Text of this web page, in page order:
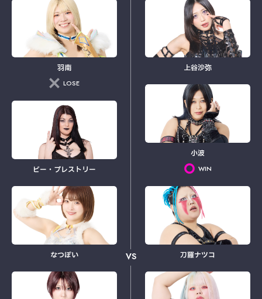
羽南
LOSE
ビー・プレストリー
なつぽい VS
上谷沙弥
小波
WIN
刀羅ナツコ